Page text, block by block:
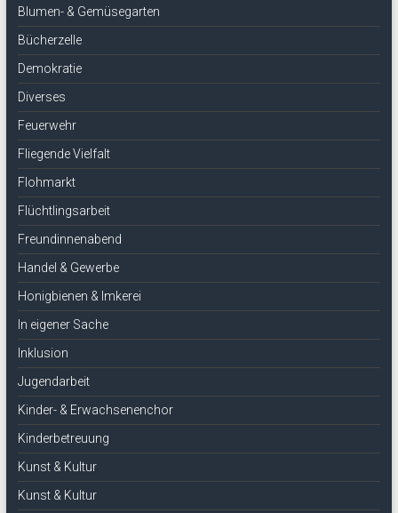
Blumen- & Gemüsegarten
Bücherzelle
Demokratie
Diverses
Feuerwehr
Fliegende Vielfalt
Flohmarkt
Flüchtlingsarbeit
Freundinnenabend
Handel & Gewerbe
Honigbienen & Imkerei
In eigener Sache
Inklusion
Jugendarbeit
Kinder- & Erwachsenenchor
Kinderbetreuung
Kunst & Kultur
Kunst & Kultur